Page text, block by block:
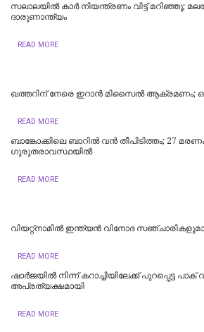
സലാലയില്‍ കാർ നിയന്ത്രണം വിട്ട് മറിഞ്ഞു;
ദാരുണാന്ത്യം
READ MORE
ഖത്തറിന് നേരെ ഇറാൻ മിസൈൽ ആക്രമണം; ഒരു
READ MORE
ബാങ്കോക്കിലെ ബാറിൽ വൻ തീപിടിത്തം; 27
ഗുരുതരാവസ്ഥയിൽ
READ MORE
വിയറ്റ്‌നാമില്‍ ഇന്ത്യന്‍ വിനോദ
READ MORE
ഷാർജയിൽ നിന്ന് കറാച്ചിയിലേക്ക് പുറപ്പെട്ട പാക്
അപ്രത്യക്ഷമായി
READ MORE